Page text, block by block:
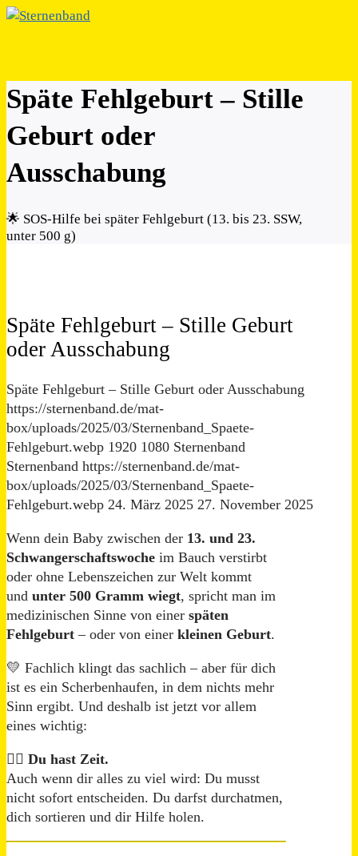
Späte Fehlgeburt – Stille
Geburt oder
Ausschabung
🌟 SOS-Hilfe bei später Fehlgeburt (13. bis 23. SSW,
unter 500 g)
Späte Fehlgeburt – Stille Geburt
oder Ausschabung
Späte Fehlgeburt – Stille Geburt oder Ausschabung
https://sternenband.de/mat-
box/uploads/2025/03/Sternenband_Spaete-
Fehlgeburt.webp 1920 1080 Sternenband
Sternenband https://sternenband.de/mat-
box/uploads/2025/03/Sternenband_Spaete-
Fehlgeburt.webp 24. März 2025 27. November 2025
Wenn dein Baby zwischen der 13. und 23.
Schwangerschaftswoche im Bauch verstirbt
oder ohne Lebenszeichen zur Welt kommt
und unter 500 Gramm wiegt, spricht man im
medizinischen Sinne von einer späten
Fehlgeburt – oder von einer kleinen Geburt.
💛 Fachlich klingt das sachlich – aber für dich
ist es ein Scherbenhaufen, in dem nichts mehr
Sinn ergibt. Und deshalb ist jetzt vor allem
eines wichtig:
👉🏼 Du hast Zeit.
Auch wenn dir alles zu viel wird: Du musst
nicht sofort entscheiden. Du darfst durchatmen,
dich sortieren und dir Hilfe holen.